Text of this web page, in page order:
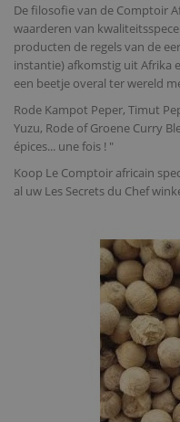
De filosofie van de Comptoir
waarderen van
producten de regels van de
instantie) afkomstig uit Afrika
een beetje overal ter wereld
Rode Kampot Peper, Timut
Yuzu, Rode of Groene Curry
épices... une fois ! "
Koop Le Comptoir africain
al uw Les Secrets du Chef